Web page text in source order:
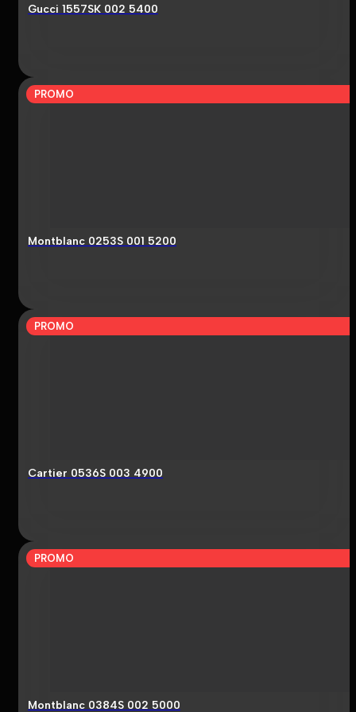
Gucci 1557SK 002 5400
PROMO
Montblanc 0253S 001 5200
PROMO
Cartier 0536S 003 4900
PROMO
Montblanc 0384S 002 5000